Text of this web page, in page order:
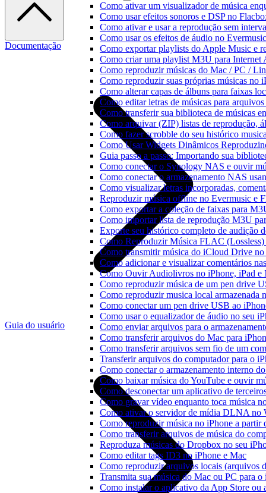
Como ativar um visualizador de música
Como usar efeitos sonoros e DSP no
Como ativar e usar a reprodução sem
Como usar os efeitos de áudio no
Como exportar playlists do Apple Music e
Como criar uma playlist M3U para
Como reproduzir músicas do Mac / PC /
Como reproduzir suas próprias músicas no
Como alterar capas de álbuns para faixas
Como editar letras de músicas para
Como transferir sua biblioteca de músicas
Como arquivar (ZIP) listas de reprodução,
Como fazer scrobble do seu histórico
Como Usar Widgets Dinâmicos
Guia passo a passo: Importando sua
Como conectar o Synology NAS e ouvir
Como conectar o armazenamento NAS
Como visualizar letras incorporadas,
Reproduzir música offline no Evermusic e
Como exportar a coleção de faixas para
Como importar lista de reprodução M3U
Exporte seu histórico completo de audição
Como Reproduzir Música FLAC
Como transmitir música do iCloud Drive
Como adicionar e visualizar comentários
Como Ouvir Audiolivros no iPhone, iPad e
Como reproduzir música de um pen drive
Como reproduzir musica local armazenada
Como conectar um pen drive USB ao
Como usar o equalizador de áudio no seu
Como enviar arquivos para o
Como transferir arquivos do Mac para
Como transferir arquivos sem fio de um
Transferir arquivos do computador para o
Como conectar o armazenamento interno
Como baixar música do YouTube e ouvir
Como desconectar um aplicativo de
Como gravar vídeo enquanto toca música
Como ativar o servidor de mídia DLNA no
Como reproduzir música no iPhone a
Como transferir arquivos de música do
Reproduza músicas do Dropbox no seu
Como editar tags ID3 no iPhone e Mac
Como reproduzir arquivos locais (arquivos
Transmita sua música do Mac ou PC para
Como instalar o aplicativo da App Store
Documentação
Guia do usuário